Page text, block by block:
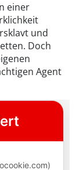
einer
und
Doch
Agent